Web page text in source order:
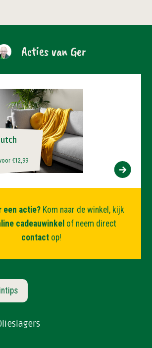
Acties van Ger
€12,99
›
een actie? Kom naar de winkel, kijk
cadeauwinkel of neem direct
contactop!